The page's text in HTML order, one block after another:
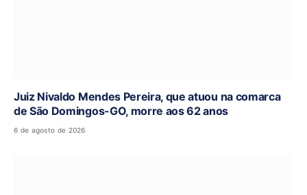
Juiz Nivaldo Mendes Pereira, que atuou na comarca
de São Domingos-GO, morre aos 62 anos
6 de agosto de 2026